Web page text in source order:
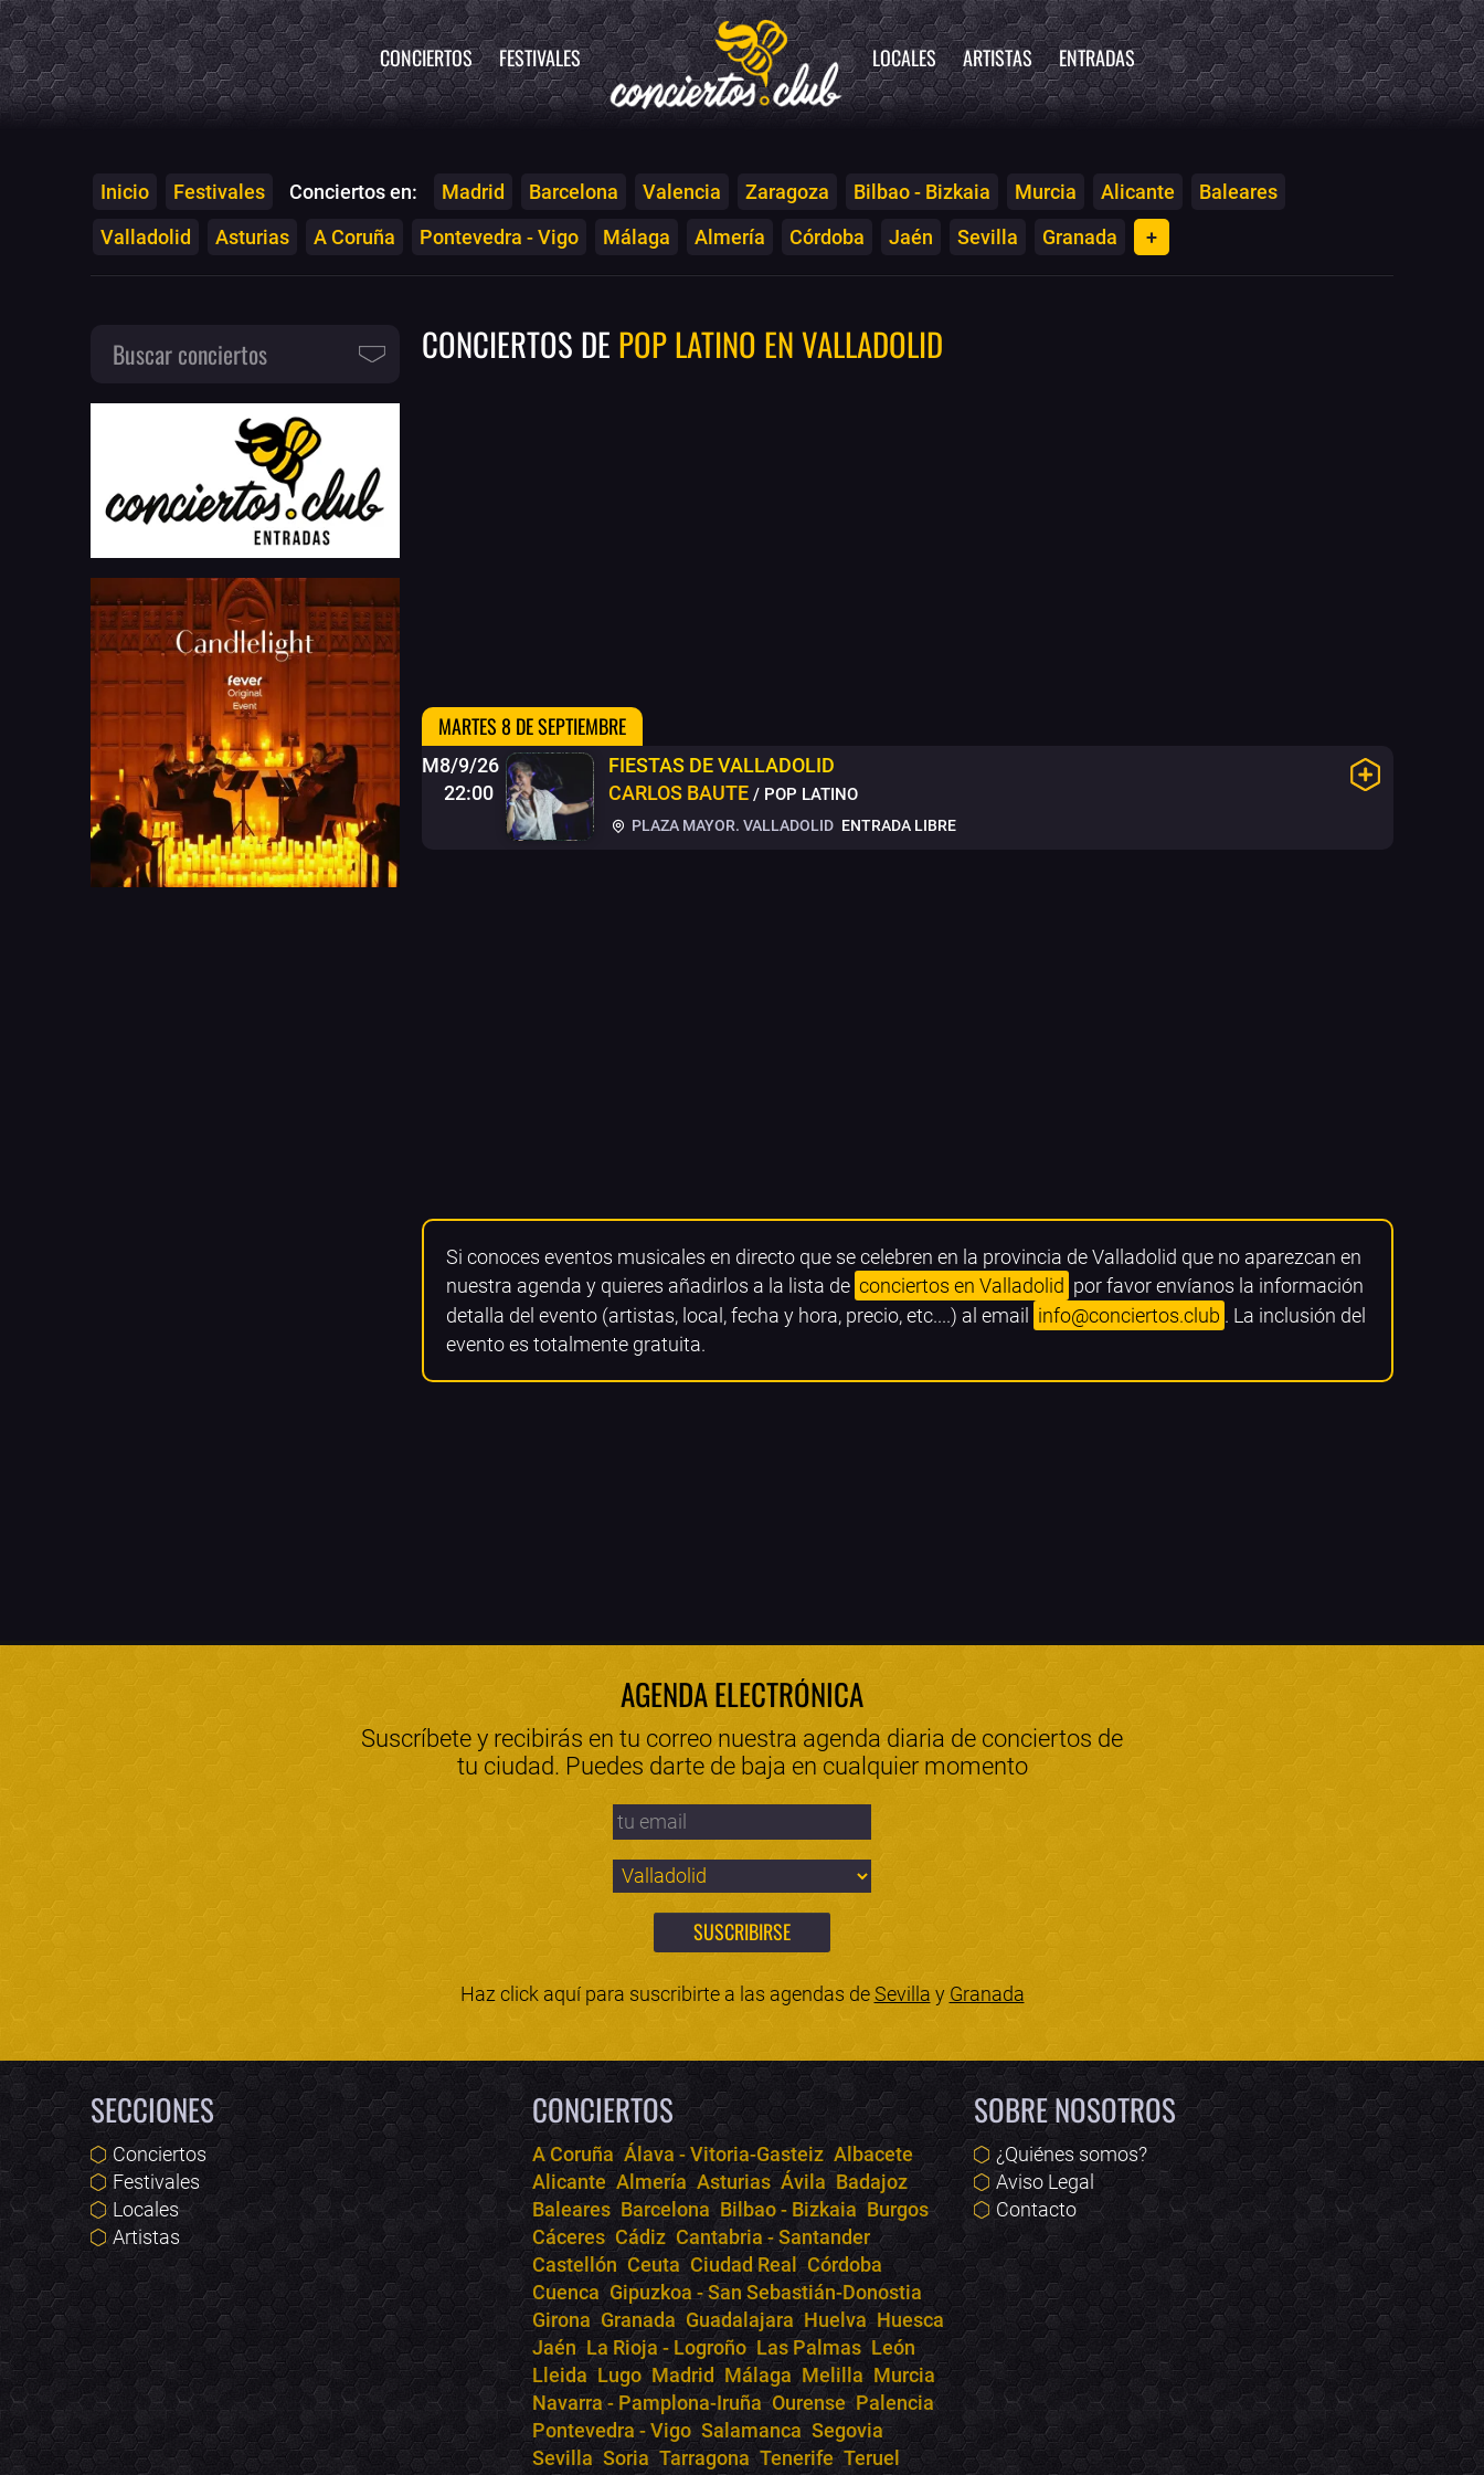
CONCIERTOS FESTIVALES LOCALES ARTISTAS ENTRADAS
Inicio Festivales Conciertos en: Madrid Barcelona Valencia Zaragoza Bilbao - Bizkaia Murcia Alicante
Baleares
Valladolid
Asturias A Coruña Pontevedra - Vigo Málaga Almería Córdoba Jaén Sevilla Granada +
CONCIERTOS DE POP LATINO EN VALLADOLID
MARTES 8 DE SEPTIEMBRE
M8/9/26
22:00
FIESTAS DE VALLADOLID
CARLOS BAUTE / POP LATINO
PLAZA MAYOR. VALLADOLID ENTRADA LIBRE
Si conoces eventos musicales en directo que se celebren en la provincia de Valladolid que no aparezcan en
nuestra agenda y quieres añadirlos a la lista de conciertos en Valladolid por favor envíanos la información
detalla del evento (artistas, local, fecha y hora, precio, etc....) al email
info@conciertos.club . La inclusión del
evento es totalmente gratuita.
Buscar conciertos
AGENDA ELECTRÓNICA
Suscríbete y recibirás en tu correo nuestra agenda diaria de conciertos de
tu ciudad. Puedes darte de baja en cualquier momento
Haz click aquí para suscribirte a las agendas deSevilla y Granada
SECCIONES
Conciertos
Festivales
Locales
Artistas
CONCIERTOS
A Coruña Álava - Vitoria-Gasteiz Albacete
Alicante Almería Asturias Ávila Badajoz
Baleares Barcelona Bilbao - Bizkaia Burgos
Cáceres Cádiz Cantabria - Santander
Castellón Ceuta Ciudad Real
Córdoba
Cuenca Gipuzkoa - San Sebastián-Donostia
Girona Granada Guadalajara Huelva Huesca
Jaén La Rioja - Logroño Las Palmas León
Lleida Lugo Madrid Málaga Melilla Murcia
Navarra - Pamplona-Iruña Ourense Palencia
Pontevedra - Vigo Salamanca Segovia
Sevilla Soria Tarragona Tenerife Teruel
SOBRE NOSOTROS
¿Quiénes somos?
Aviso Legal
Contacto
Online · Te ayudo a encontrar conciertos